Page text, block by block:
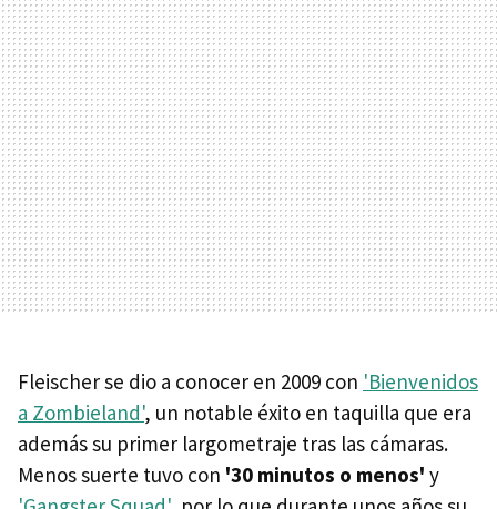
Fleischer se dio a conocer en 2009 con 'Bienvenidos
a Zombieland', un notable éxito en taquilla que era
además su primer largometraje tras las cámaras.
Menos suerte tuvo con '30 minutos o menos' y